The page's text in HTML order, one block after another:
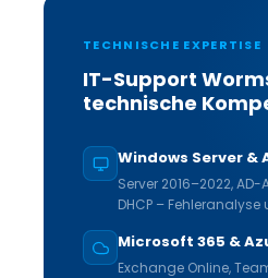
TECHNISCHE EXPERTISE
IT-Support
technische
Windows Server
Server 2016–2022,
DHCP –
Microsoft 365 &
Exchange Online,